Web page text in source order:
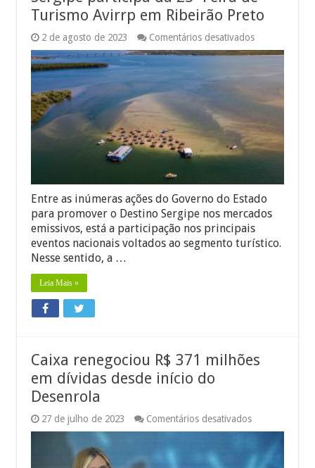
Turismo Avirrp em Ribeirão Preto
2 de agosto de 2023 Comentários desativadosem
Sergipe
participa
de
Ribeirão
Preto
Entre as inúmeras ações do Governo do Estado
para promover o Destino Sergipe nos mercados
emissivos, está a participação nos principais
eventos nacionais voltados ao segmento turístico.
Nesse sentido, a …
Leia Mais »
Caixa renegociou R$ 371 milhões
em dívidas desde início do
Desenrola
27 de julho de 2023 Comentários desativadosem
Caixa